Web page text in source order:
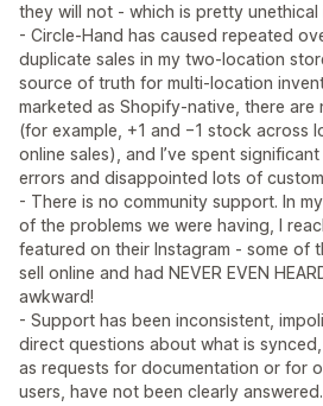
they will not - which is pretty unethical
- Circle‑Hand has caused repeated
duplicate sales in my two‑location
source of truth for multi‑location
marketed as Shopify‑native, there
(for example, +1 and −1 stock across
online sales), and I’ve spent
errors and disappointed lots of
- There is no community support. In
of the problems we were having, I
featured on their Instagram - some of
sell online and had NEVER EVEN
awkward!
- Support has been inconsistent,
direct questions about what is synced,
as requests for documentation or for
users, have not been clearly